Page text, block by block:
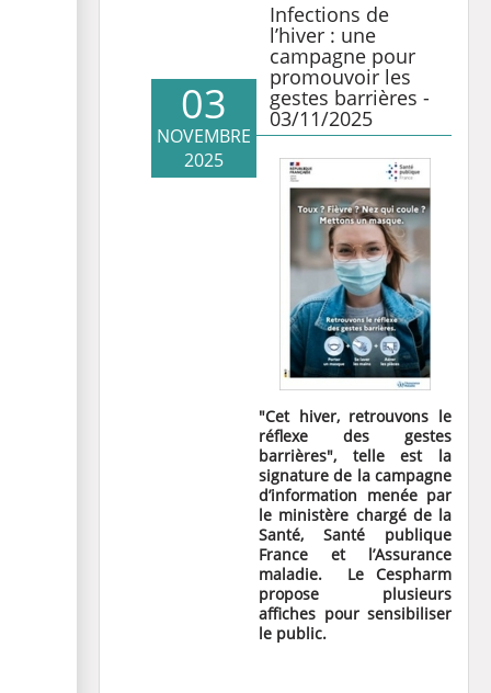
Infections de
l’hiver : une
campagne pour
promouvoir les
gestes barrières -
03/11/2025
03
NOVEMBRE
2025
"Cet hiver, retrouvons le
réflexe des gestes
barrières", telle est la
signature de la campagne
d’information menée par
le ministère chargé de la
Santé, Santé publique
France et l’Assurance
maladie. Le Cespharm
propose plusieurs
affiches pour sensibiliser
le public.